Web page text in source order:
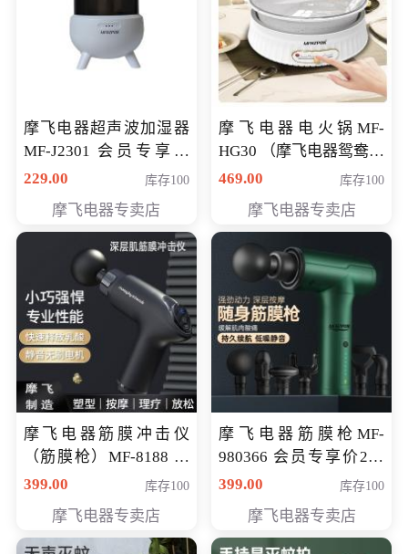
摩飞电器超声波加湿器
MF-J2301 会员专享价
168元
229.00 库存100
摩飞电器专卖店
摩飞电器电火锅MF-
HG30 （摩飞电器鸳鸯锅
MF-HG30 ） 会员专享价
469.00 库存100
摩飞电器专卖店
摩飞电器筋膜冲击仪
（筋膜枪）MF-8188 会
员专享价268元
399.00 库存100
摩飞电器专卖店
摩飞电器筋膜枪MF-
980366 会员专享价299
元
399.00 库存100
摩飞电器专卖店